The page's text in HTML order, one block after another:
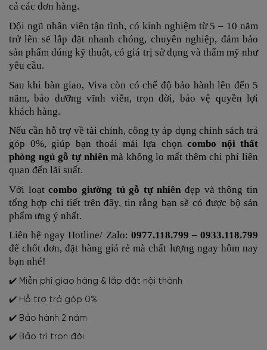
cả các đơn hàng.
Đội ngũ nhân viên tận tình, có kinh nghiệm từ 5 – 10 năm
trở lên sẽ lắp đặt nhanh chóng, chuyên nghiệp, đảm bảo
sản phẩm đúng kỹ thuật, có giá trị sử dụng và thẩm mỹ như
yêu cầu.
Sau khi bàn giao, Viva còn có chế độ bảo hành lên đến 5
năm, bảo dưỡng vĩnh viễn, trọn đời, bảo vệ quyền lợi
khách hàng.
Nếu cần hỗ trợ về tài chính, công ty áp dụng chính sách trả
góp 0%, giúp bạn thoải mái lựa chọn combo nội thất
phòng ngủ gỗ tự nhiênmà không lo mất thêm chi phí liên
quan đến lãi suất.
Với loạtcombo giường tủ gỗ tự nhiên đẹp và thông tin
tổng hợp chi tiết trên đây, tin rằng bạn sẽ có được bộ sản
phẩm ưng ý nhất.
Liên hệ ngay Hotline/ Zalo: 0977.118.799 – 0933.118.799
để chốt đơn, đặt hàng giá rẻ mà chất lượng ngay hôm nay
bạn nhé!
✔️ Miễn phí giao hàng & lắp đặt nội thành
✔️ Hỗ trợ trả góp 0%
✔️ Bảo hành 2 năm
✔️ Bảo trì trọn đời